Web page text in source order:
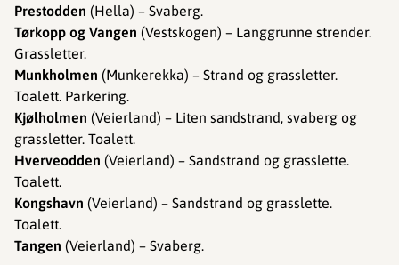
Prestodden (Hella) – Svaberg.
Tørkopp og Vangen (Vestskogen) – Langgrunne strender.
Grassletter.
Munkholmen (Munkerekka) – Strand og grassletter.
Toalett. Parkering.
Kjølholmen (Veierland) – Liten sandstrand, svaberg og
grassletter. Toalett.
Hverveodden (Veierland) – Sandstrand og grasslette.
Toalett.
Kongshavn (Veierland) – Sandstrand og grasslette.
Toalett.
Tangen (Veierland) – Svaberg.